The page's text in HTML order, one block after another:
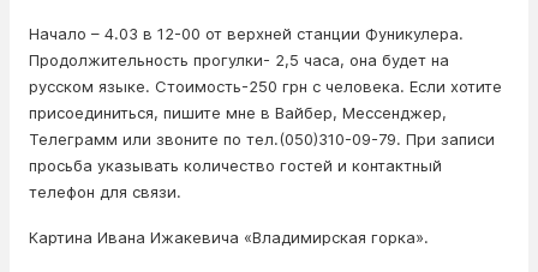
Начало – 4.03 в 12-00 от верхней станции Фуникулера.
Продолжительность прогулки- 2,5 часа, она будет на
русском языке. Стоимость-250 грн с человека. Если хотите
присоединиться, пишите мне в Вайбер, Мессенджер,
Телеграмм или звоните по тел.(050)310-09-79. При записи
просьба указывать количество гостей и контактный
телефон для связи.
Картина Ивана Ижакевича «Владимирская горка».